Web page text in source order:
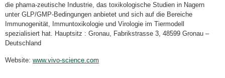
die phama-zeutische Industrie, das toxikologische Studien in Nagern
unter GLP/GMP-Bedingungen anbietet und sich auf die Bereiche
Immunogenität, Immuntoxikologie und Virologie im Tiermodell
spezialisiert hat. Hauptsitz : Gronau, Fabrikstrasse 3, 48599 Gronau –
Deutschland
Website: www.vivo-science.com